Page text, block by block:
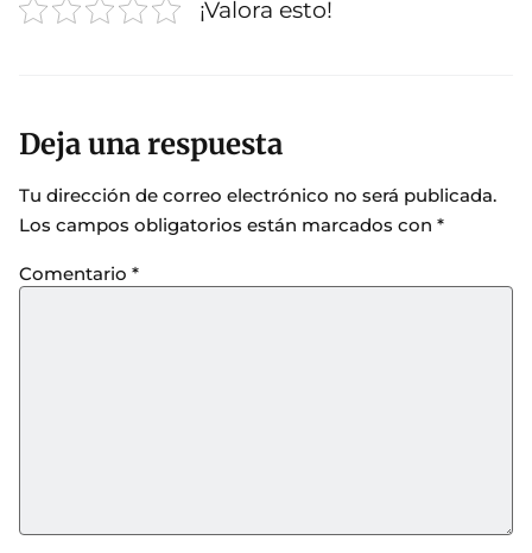
¡Valora esto!
Deja una respuesta
Tu dirección de correo electrónico no será publicada.
Los campos obligatorios están marcados con *
Comentario *